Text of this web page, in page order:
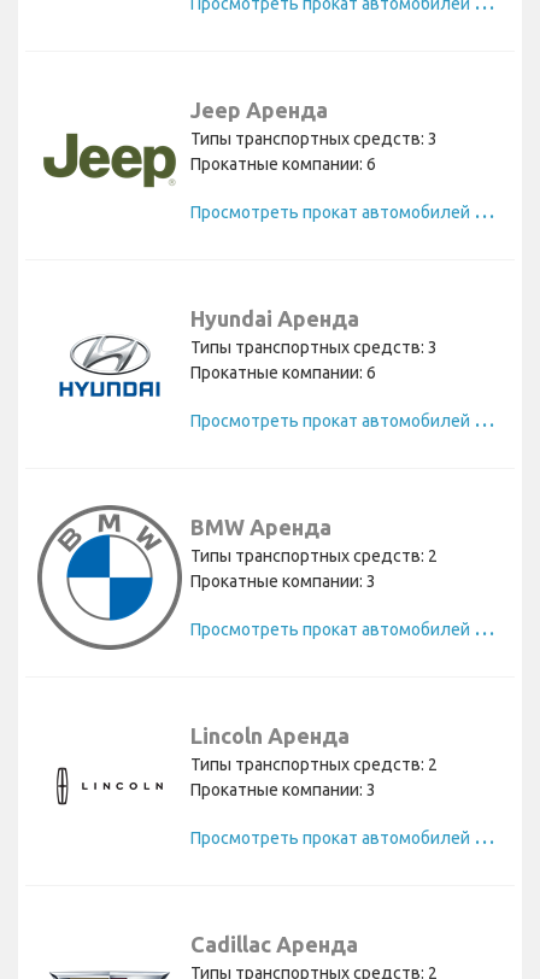
Jeep Аренда
Типы транспортных средств: 3
Прокатные компании: 6
П
росмотреть прокат автомобилей Jeep
Hyundai Аренда
Типы транспортных средств: 3
Прокатные компании: 6
П
росмотреть прокат автомобилей Hyundai
BMW Аренда
Типы транспортных средств: 2
Прокатные компании: 3
П
росмотреть прокат автомобилей BMW
Lincoln Аренда
Типы транспортных средств: 2
Прокатные компании: 3
П
росмотреть прокат автомобилей Lincoln
Cadillac Аренда
Типы транспортных средств: 2